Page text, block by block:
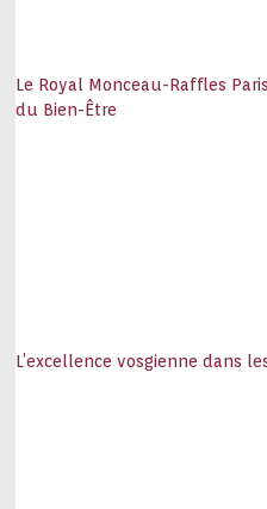
Le Royal Monceau-Raffles
du Bien-Être
L’excellence vosgienne dans